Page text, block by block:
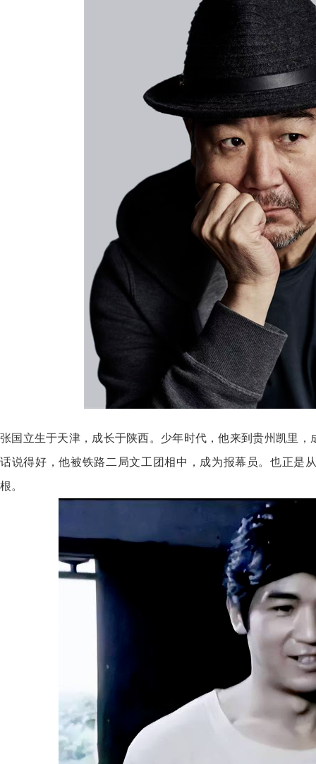
张国立生于天津，成长于陕西。少年时代，他来到贵州凯里
话说得好，他被铁路二局文工团相中，成为报幕员。也正是
根。